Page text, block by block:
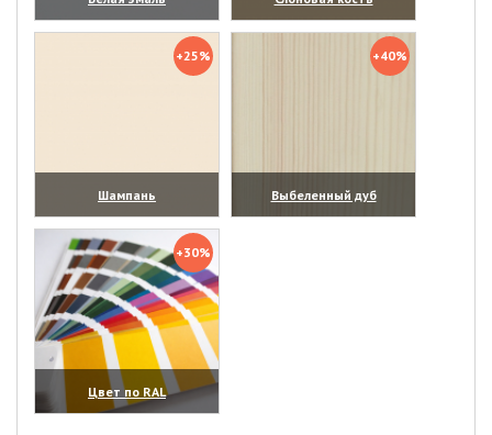
(увеличить)
(увеличить)
+25%
Шампань
(увеличить)
+40%
Выбеленный дуб
(увеличить)
+30%
Цвет по RAL
(увеличить)